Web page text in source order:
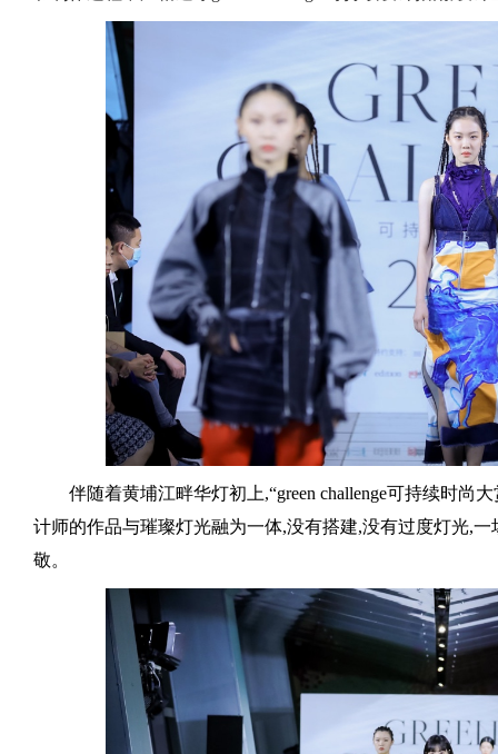
伴随着黄埔江畔华灯初上,“green challenge可持续时尚
计师的作品与璀璨灯光融为一体,没有搭建,没有过度灯光,
敬。